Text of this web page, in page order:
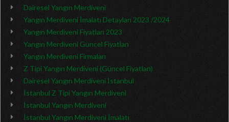
Dairesel Yangın Merdiveni
Yangın Merdiveni İmalatı Detayları 2023 /2024
Yangın Merdiveni Fiyatları 2023
Yangın Merdiveni Güncel Fiyatları
Yangın Merdiveni Firmaları
Z Tipi Yangın Merdiveni (Güncel Fiyatları)
Dairesel Yangın Merdiveni İstanbul
İstanbul Z Tipi Yangın Merdiveni
İstanbul Yangın Merdiveni
İstanbul Yangın Merdiveni İmalatı